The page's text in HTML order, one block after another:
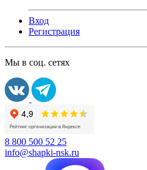
Вход
Регистрация
Мы в соц. сетях
8 800 500 52 25
info@shapki-nsk.ru